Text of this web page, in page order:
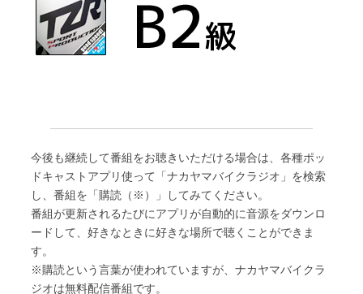
今後も継続して番組をお聴きいただける場合は、各種ポッ
ドキャストアプリ使って「ナカヤマバイクラジオ」を検索
し、番組を「購読（※）」してみてください。
番組が更新されるたびにアプリが自動的に音源をダウンロ
ードして、好きなときに好きな場所で聴くことができま
す。
※購読という言葉が使われていますが、ナカヤマバイクラ
ジオは無料配信番組です。